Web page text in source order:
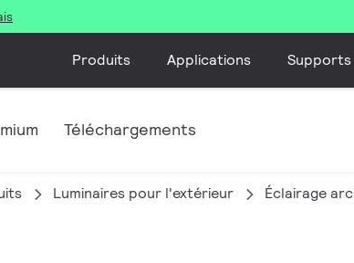
Produits Applications Supports
Téléchargements
Luminaires pour l'extérieur Éclairage